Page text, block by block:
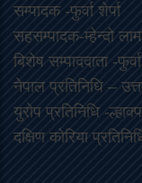
सम्पादक -फुर्वा शेर्पा
सहसम्पादक-म्हेन्दो
‍बिशेष सम्पाददाता -
नेपाल प्रतिनिधि –
युरोप प्रतिनिधि -
दक्षिण कोरिया